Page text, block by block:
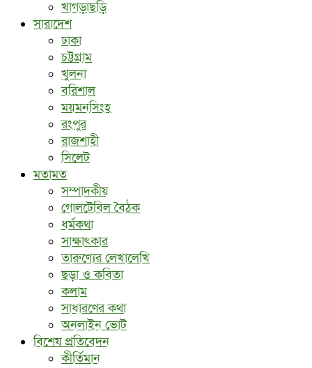
খাগড়াছড়ি
সারাদেশ
ঢাকা
চট্টগ্রাম
খুলনা
বরিশাল
ময়মনসিংহ
রংপুর
রাজশাহী
সিলেট
মতামত
সম্পাদকীয়
গোলটেবিল বৈঠক
ধর্মকথা
সাক্ষাৎকার
তারুণ্যের লেখালেখি
ছড়া ও কবিতা
কলাম
সাধারণের কথা
অনলাইন ভোট
বিশেষ প্রতিবেদন
কীর্তিমান